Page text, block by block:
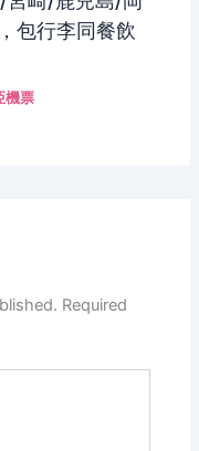
包行李同餐飲
機票
Required